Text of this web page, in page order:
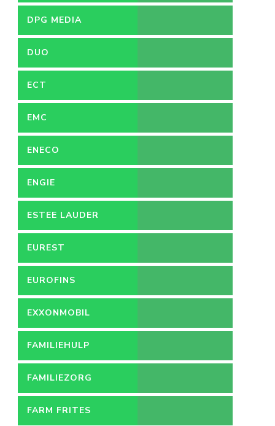
DPG MEDIA
DUO
ECT
EMC
ENECO
ENGIE
ESTEE LAUDER
EUREST
EUROFINS
EXXONMOBIL
FAMILIEHULP
FAMILIEZORG
FARM FRITES